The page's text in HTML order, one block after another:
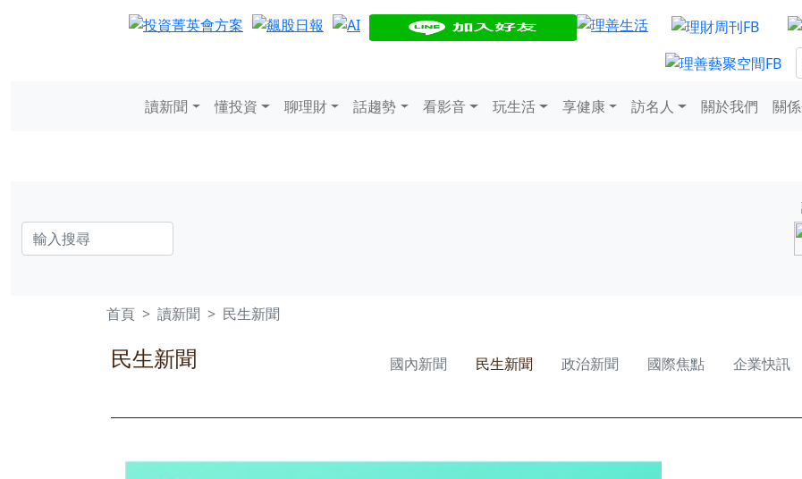
讀新聞 懂投資 聊理財 話趨勢 看影音 玩生活 享健康 訪名人 關於我們 關
首頁 讀新聞 民生新聞
民生新聞 國內新聞 民生新聞 政治新聞 國際焦點 企業快訊